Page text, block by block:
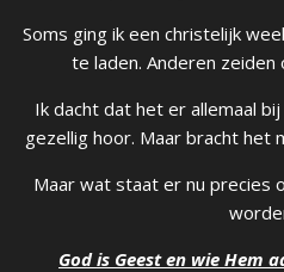
Soms ging ik een christelijk
te laden. Anderen
Ik dacht dat het er allemaal
gezellig hoor. Maar bracht het
Maar wat staat er nu precies
God is Geest en wie Hem